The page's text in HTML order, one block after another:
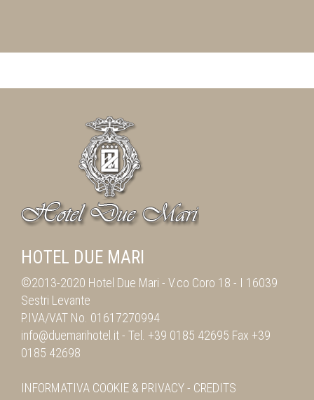
HOTEL DUE MARI
©2013-2020 Hotel Due Mari - V.co Coro 18 - I 16039
Sestri Levante
P.IVA/VAT No. 01617270994
info@duemarihotel.it- Tel. +39 0185 42695 Fax +39
0185 42698
INFORMATIVA COOKIE & PRIVACY- CREDITS